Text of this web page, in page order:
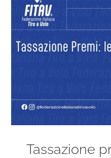
Tassazione